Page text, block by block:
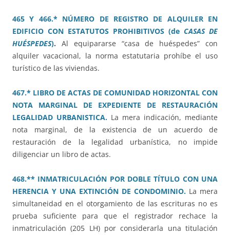
465 Y 466.* NÚMERO DE REGISTRO DE ALQUILER EN
EDIFICIO CON ESTATUTOS PROHIBITIVOS (de CASAS DE
HUÉSPEDES). Al equipararse “casa de huéspedes” con
alquiler vacacional, la norma estatutaria prohíbe el uso
turístico de las viviendas.
467.* LIBRO DE ACTAS DE COMUNIDAD HORIZONTAL CON
NOTA MARGINAL DE EXPEDIENTE DE RESTAURACIÓN
LEGALIDAD URBANISTICA. La mera indicación, mediante
nota marginal, de la existencia de un acuerdo de
restauración de la legalidad urbanística, no impide
diligenciar un libro de actas.
468.** INMATRICULACIÓN POR DOBLE TÍTULO CON UNA
HERENCIA Y UNA EXTINCIÓN DE CONDOMINIO. La mera
simultaneidad en el otorgamiento de las escrituras no es
prueba suficiente para que el registrador rechace la
inmatriculación (205 LH) por considerarla una titulación